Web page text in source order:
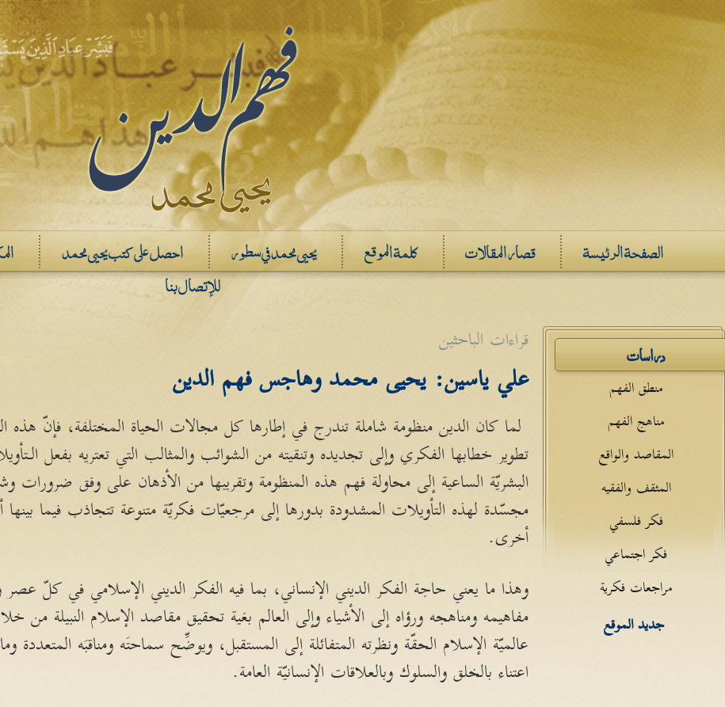
الصفحة الرئيسة قصار المقالات كلمة الموقع يحيى محمد في سطور احصل على كتب يحيى محمد
للإتصال بنا
قراءات الباحثين
علي ياسين: يحيى محمد وهاجس فهم الدين
لما كان الدين منظومة شاملة تندرج في إطارها كل مجالات الحياة المختلفة، فإنّ هذه
تطوير خطابها الفكري وإلى تجديده وتنقيته من الشوائب والمثالب التي تعتريه بفعل
البشريّة الساعية إلى محاولة فهم هذه المنظومة وتقريبها من الأذهان على وفق ضرورات
مجسّدة لهذه التأويلات المشدودة بدورها إلى مرجعيّات فكريّة متنوعة تتجاذب فيما بينها
أخرى.
وهذا ما يعني حاجة الفكر الديني الإنساني، بما فيه الفكر الديني الإسلامي في كلّ عصر
مفاهيمه ومناهجه ورؤاه إلى الأشياء وإلى العالم بغية تحقيق مقاصد الإسلام النبيلة من
عالميّة الإسلام الحقّة ونظرته المتفائلة إلى المستقبل، ويوضِّح سماحتَه ومناقبَه المتعددة
اعتناء بالخلق والسلوك وبالعلاقات الإنسانيّة العامة.
دراسات
منطق الفهم
مناهج الفهم
المقاصد والواقع
المثقف والفقيه
فكر فلسفي
فكر اجتماعي
مراجعات فكرية
جديد الموقع